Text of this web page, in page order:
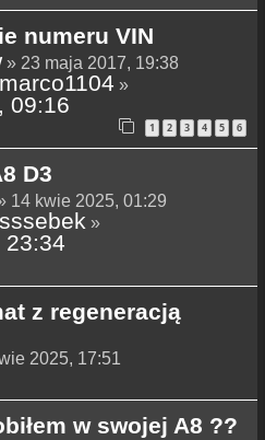
numeru VIN
» 23 maja 2017, 19:38
marco1104 »
09:16
1 2 3 4 5 6
D3
14 kwie 2025, 01:29
sssebek »
23:34
z regeneracją
2025, 17:51
w swojej A8 ??